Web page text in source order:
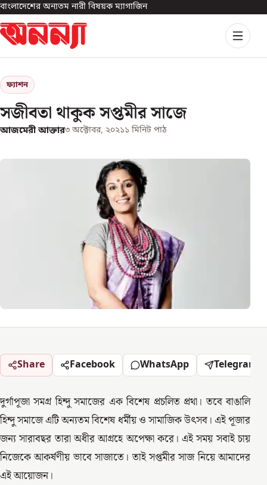
বাংলাদেশের অন্যতম নারী বিষয়ক ম্যাগাজিন
ফ্যাশন
সজীবতা থাকুক সপ্তমীর সাজে
আজমেরী আক্তার৩ অক্টোবর, ২০২১১ মিনিট পাঠ
Share Facebook WhatsApp Telegram
দুর্গাপূজা সমগ্র হিন্দু সমাজের এক বিশেষ প্রচলিত প্রথা। তবে বাঙালি
হিন্দু সমাজে এটি অন্যতম বিশেষ ধর্মীয় ও সামাজিক উৎসব। এই পূজার
জন্য সারাবছর তারা অধীর আগ্রহে অপেক্ষা করে। এই সময় সবাই চায়
নিজেকে আকর্ষণীয় ভাবে সাজাতে। তাই সপ্তমীর সাজ নিয়ে আমাদের
এই আয়োজন।